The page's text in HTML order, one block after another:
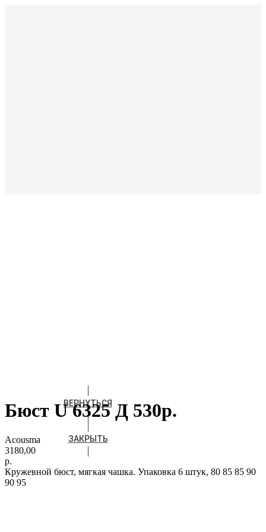
ВЕРНУТЬСЯ
ЗАКРЫТЬ
Бюст U 6325 Д 530р.
Acousma
3180,00
р.
Кружевной бюст, мягкая чашка. Упаковка 6 штук, 80 85 85 90
90 95